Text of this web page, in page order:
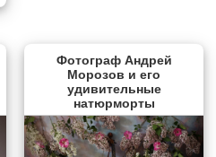
Фотограф Андрей
Морозов и его
удивительные
натюрморты